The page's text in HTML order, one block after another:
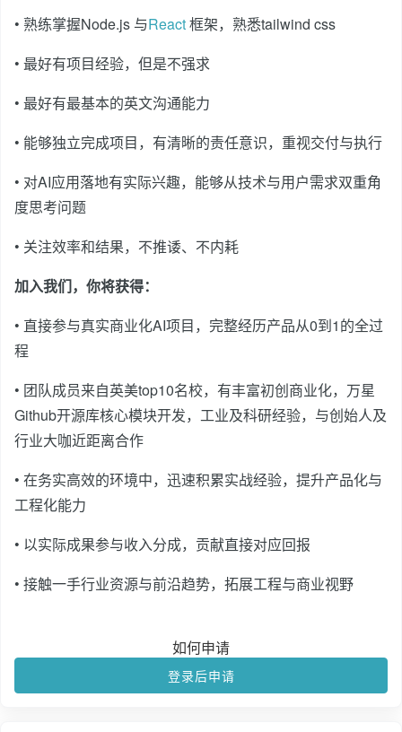
• 熟练掌握Node.js 与React框架，熟悉tailwind css
• 最好有项目经验，但是不强求
• 最好有最基本的英文沟通能力
• 能够独立完成项目，有清晰的责任意识，重视交付与执行
• 对AI应用落地有实际兴趣，能够从技术与用户需求双重角
度思考问题
• 关注效率和结果，不推诿、不内耗
加入我们，你将获得：
• 直接参与真实商业化AI项目，完整经历产品从0到1的全过
程
• 团队成员来自英美top10名校，有丰富初创商业化，万星
Github开源库核心模块开发，工业及科研经验，与创始人及
行业大咖近距离合作
• 在务实高效的环境中，迅速积累实战经验，提升产品化与
工程化能力
• 以实际成果参与收入分成，贡献直接对应回报
• 接触一手行业资源与前沿趋势，拓展工程与商业视野
如何申请
登录后申请